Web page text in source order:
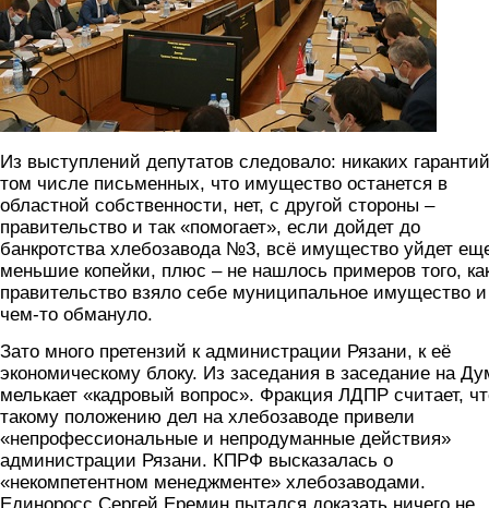
Из выступлений депутатов следовало: никаких
том числе письменных, что имущество останется в
областной собственности, нет, с другой стороны –
правительство и так «помогает», если дойдет до
банкротства хлебозавода №3, всё имущество уйдет
меньшие копейки, плюс – не нашлось примеров того,
правительство взяло себе муниципальное имущество
чем-то обмануло.
Зато много претензий к администрации Рязани, к её
экономическому блоку. Из заседания в заседание на
мелькает «кадровый вопрос». Фракция ЛДПР считает,
такому положению дел на хлебозаводе привели
«непрофессиональные и непродуманные действия»
администрации Рязани. КПРФ высказалась о
«некомпетентном менеджменте» хлебозаводами.
Единоросс Сергей Еремин пытался доказать ничего не